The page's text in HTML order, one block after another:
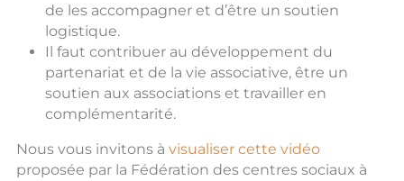
de les accompagner et d’être un soutien
logistique.
Il faut contribuer au développement du
partenariat et de la vie associative, être un
soutien aux associations et travailler en
complémentarité.
Nous vous invitons à visualiser cette vidéo
proposée par la Fédération des centres sociaux à